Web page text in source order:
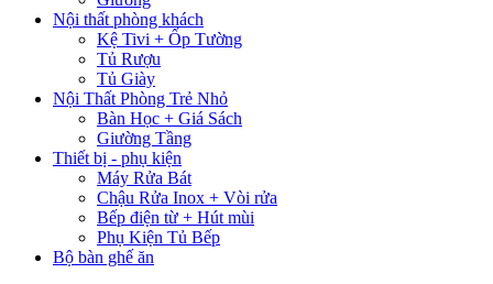
Nội thất phòng khách
Kệ Tivi + Ốp Tường
Tủ Rượu
Tủ Giày
Nội Thất Phòng Trẻ Nhỏ
Bàn Học + Giá Sách
Giường Tầng
Thiết bị - phụ kiện
Máy Rửa Bát
Chậu Rửa Inox + Vòi rửa
Bếp điện từ + Hút mùi
Phụ Kiện Tủ Bếp
Bộ bàn ghế ăn